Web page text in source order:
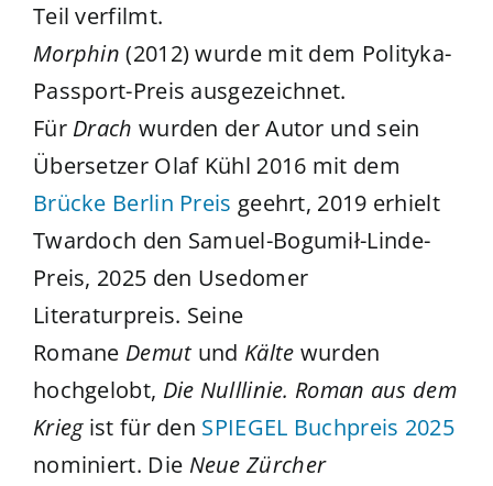
Teil verfilmt.
Morphin (2012) wurde mit dem Polityka-
Passport-Preis ausgezeichnet.
Für Drach wurden der Autor und sein
Übersetzer Olaf Kühl 2016 mit dem
Brücke Berlin Preis geehrt, 2019 erhielt
Twardoch den Samuel-Bogumił-Linde-
Preis, 2025 den Usedomer
Literaturpreis. Seine
Romane Demut und Kälte wurden
hochgelobt, Die Nulllinie. Roman aus dem
Kriegist für den SPIEGEL Buchpreis 2025
nominiert. Die Neue Zürcher